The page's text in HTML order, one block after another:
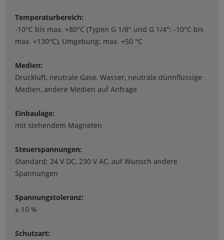
Temperaturbereich:
-10°C bis max. +80°C (Typen G 1/8" und G 1/4": -10°C bis
max. +130°C), Umgebung: max. +50 °C
Medien:
Druckluft, neutrale Gase, Wasser, neutrale dünnflüssige
Medien, andere Medien auf Anfrage
Einbaulage:
mit stehendem Magneten
Steuerspannungen:
Standard: 24 V DC, 230 V AC, auf Wunsch andere
Spannungen
Spannungstoleranz:
± 10 %
Schutzart: